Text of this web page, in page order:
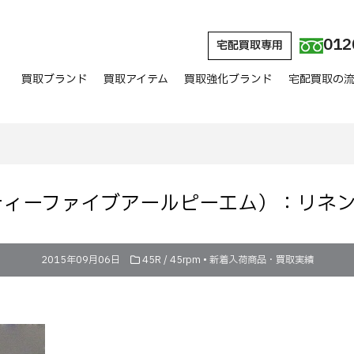
宅配買取専用
買取ブランド 買取アイテム 買取強化ブランド 宅配買取の
ーファイブアールピーエム）：リネ
2015年09月06日 45R / 45rpm • 新着入荷商品・買取実績